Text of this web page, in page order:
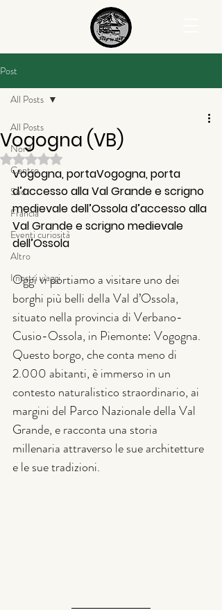
Post
All Posts
Nord
Centro
Sud
Francia
Eventi curiosità
Altro
I nostri viaggi
All Posts
Vogogna (VB)
Valutazione NaN stelle su 5.
Vogogna, portaVogogna, porta
d’accesso alla Val Grande e scrigno
medievale dell’Ossola d’accesso alla
Val Grande e scrigno medievale
dell’Ossola
Oggi vi portiamo a visitare uno dei
borghi più belli della Val d’Ossola,
situato nella provincia di Verbano-
Cusio-Ossola, in Piemonte: Vogogna.
Questo borgo, che conta meno di
2.000 abitanti, è immerso in un
contesto naturalistico straordinario, ai
margini del Parco Nazionale della Val
Grande, e racconta una storia
millenaria attraverso le sue architetture
e le sue tradizioni.